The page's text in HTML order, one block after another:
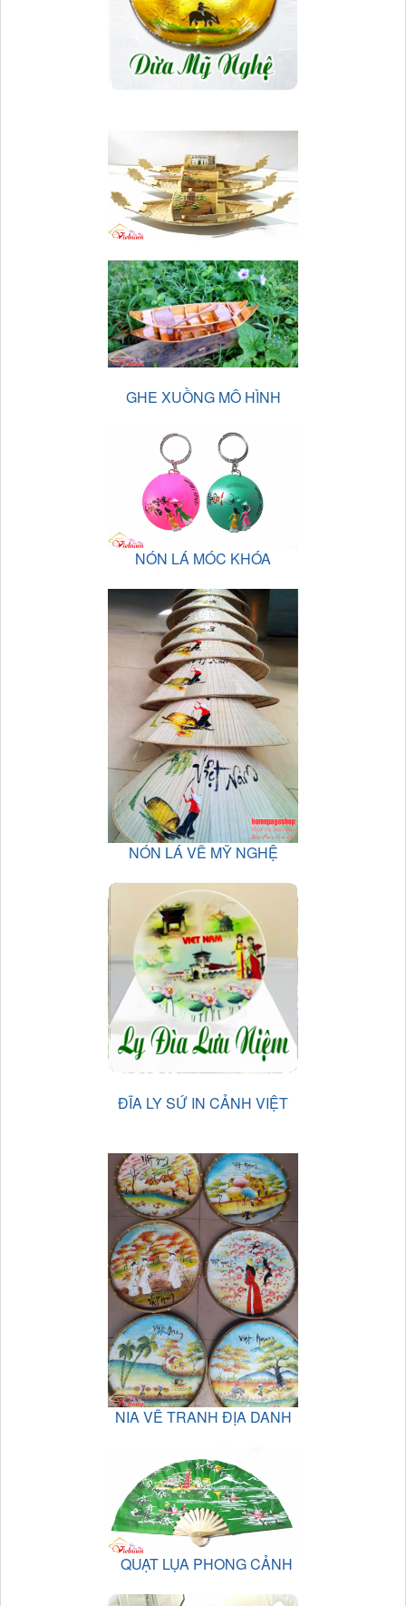
GHE XUỒNG MÔ HÌNH
NÓN LÁ MÓC KHÓA
NÓN LÁ VẼ MỸ NGHỆ
ĐĨA LY SỨ IN CẢNH VIỆT
NIA VẼ TRANH ĐỊA DANH
QUẠT LỤA PHONG CẢNH